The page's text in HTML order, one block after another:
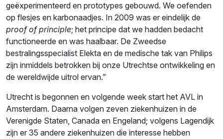
geëxperimenteerd en prototypes gebouwd. We oefenden
op flesjes en karbonaadjes. In 2009 was er eindelijk de
proof of principle; het principe dat we hadden bedacht
functioneerde en was haalbaar. De Zweedse
bestralingsspecialist Elekta en de medische tak van Philips
zijn inmiddels betrokken bij onze Utrechtse ontwikkeling en
de wereldwijde uitrol ervan.”
Utrecht is begonnen en volgende week start het AVL in
Amsterdam. Daarna volgen zeven ziekenhuizen in de
Verenigde Staten, Canada en Engeland; volgens Lagendijk
zijn er 35 andere ziekenhuizen die interesse hebben